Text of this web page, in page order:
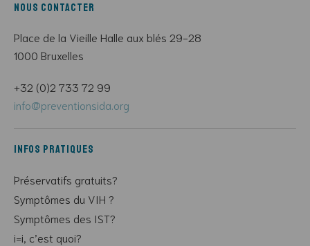
Nous contacter
Place de la Vieille Halle aux blés 29-28
1000 Bruxelles
+32 (0)2 733 72 99
info@preventionsida.org
Infos pratiques
Préservatifs gratuits?
Symptômes du VIH ?
Symptômes des IST?
i=i, c’est quoi?